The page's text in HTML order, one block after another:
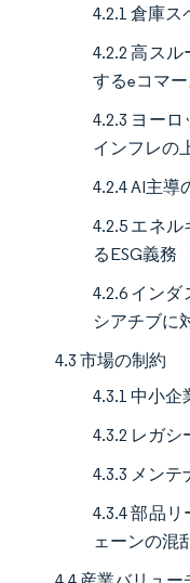
4.2.1 倉庫
4.2.2 高ス
するeコマ
4.2.3 ヨー
インフレの
4.2.4 AI主
4.2.5 エネ
るESG義務
4.2.6 イン
シアチブに
4.3 市場の制約
4.3.1 中小
4.3.2 レガシ
4.3.3 メン
4.3.4 部品
ェーンの混